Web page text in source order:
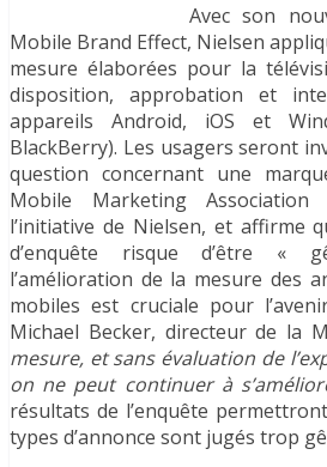
Avec son
Mobile Brand Effect, Nielsen
mesure élaborées pour la
disposition, approbation et
appareils Android, iOS et
BlackBerry). Les usagers seront
question concernant une
Mobile Marketing
l’initiative de Nielsen, et affirme
d’enquête risque d’être «
l’amélioration de la mesure des
mobiles est cruciale pour
Michael Becker, directeur de la
mesure, et sans évaluation de
on ne peut continuer à
résultats de l’enquête
types d’annonce sont jugés trop